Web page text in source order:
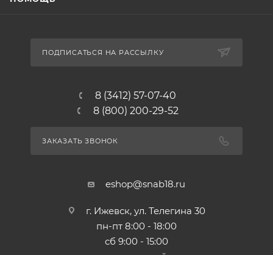
ПОДПИСАТЬСЯ НА РАССЫЛКУ
8 (3412) 57-07-40
8 (800) 200-29-52
ЗАКАЗАТЬ ЗВОНОК
eshop@snab18.ru
г. Ижевск, ул. Телегина 30
пн-пт 8:00 - 18:00
сб 9:00 - 15:00